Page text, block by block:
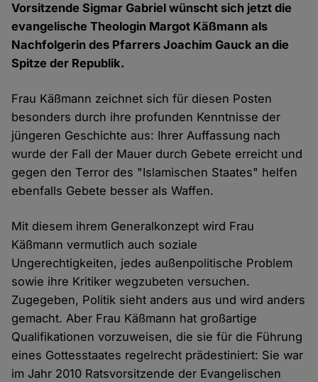
Vorsitzende Sigmar Gabriel wünscht sich jetzt die
evangelische Theologin Margot Käßmann als
Nachfolgerin des Pfarrers Joachim Gauck an die
Spitze der Republik.
Frau Käßmann zeichnet sich für diesen Posten
besonders durch ihre profunden Kenntnisse der
jüngeren Geschichte aus: Ihrer Auffassung nach
wurde der Fall der Mauer durch Gebete erreicht und
gegen den Terror des "Islamischen Staates" helfen
ebenfalls Gebete besser als Waffen.
Mit diesem ihrem Generalkonzept wird Frau
Käßmann vermutlich auch soziale
Ungerechtigkeiten, jedes außenpolitische Problem
sowie ihre Kritiker wegzubeten versuchen.
Zugegeben, Politik sieht anders aus und wird anders
gemacht. Aber Frau Käßmann hat großartige
Qualifikationen vorzuweisen, die sie für die Führung
eines Gottesstaates regelrecht prädestiniert: Sie war
im Jahr 2010 Ratsvorsitzende der Evangelischen